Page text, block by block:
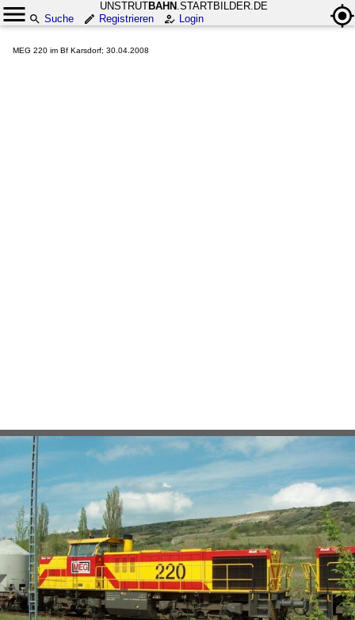
UNSTRUTBAHN .STARTBILDER.DE
Suche
Registrieren Login
MEG 220 im Bf Karsdorf; 30.04.2008